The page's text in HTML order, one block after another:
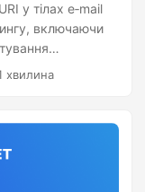
у тілах e‑mail
включаючи
хвилина